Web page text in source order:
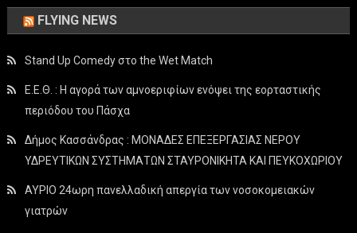
FLYING NEWS
Stand Up Comedy στο the Wet Match
Ε.Ε.Θ. : Η αγορά των αμνοεριφίων ενόψει της εορταστικής
περιόδου του Πάσχα
Δήμος Κασσάνδρας : ΜΟΝΑΔΕΣ ΕΠΕΞΕΡΓΑΣΙΑΣ ΝΕΡΟΥ
ΥΔΡΕΥΤΙΚΩΝ ΣΥΣΤΗΜΑΤΩΝ ΣΤΑΥΡΟΝΙΚΗΤΑ ΚΑΙ ΠΕΥΚΟΧΩΡΙΟΥ
ΑΥΡΙΟ 24ωρη πανελλαδική απεργία των νοσοκομειακών
γιατρών